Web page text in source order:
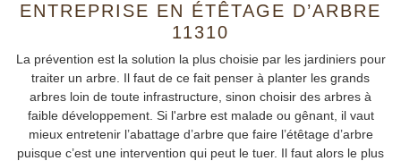
ENTREPRISE EN ÉTÊTAGE D’ARBRE
11310
La prévention est la solution la plus choisie par les jardiniers pour
traiter un arbre. Il faut de ce fait penser à planter les grands
arbres loin de toute infrastructure, sinon choisir des arbres à
faible développement. Si l'arbre est malade ou gênant, il vaut
mieux entretenir l’abattage d’arbre que faire l’étêtage d’arbre
puisque c’est une intervention qui peut le tuer. Il faut alors le plus